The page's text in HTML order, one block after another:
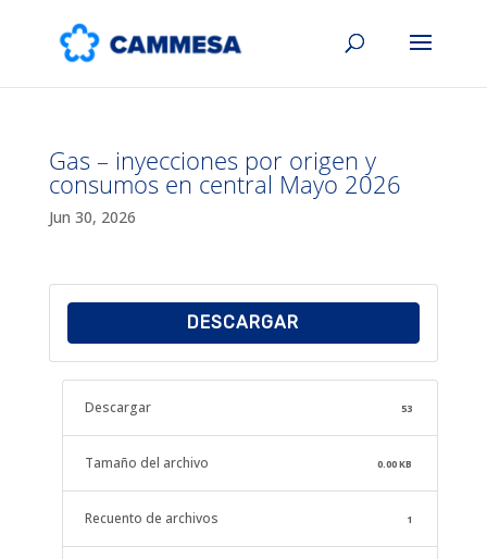
Gas – inyecciones por origen y
consumos en central Mayo 2026
Jun 30, 2026
DESCARGAR
Descargar 53
Tamaño del archivo 0.00 KB
Recuento de archivos 1